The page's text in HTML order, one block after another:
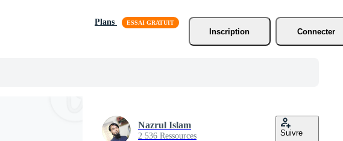
Plans
Inscription
Connecter
Nazrul Islam
2 536 Ressources Suivre